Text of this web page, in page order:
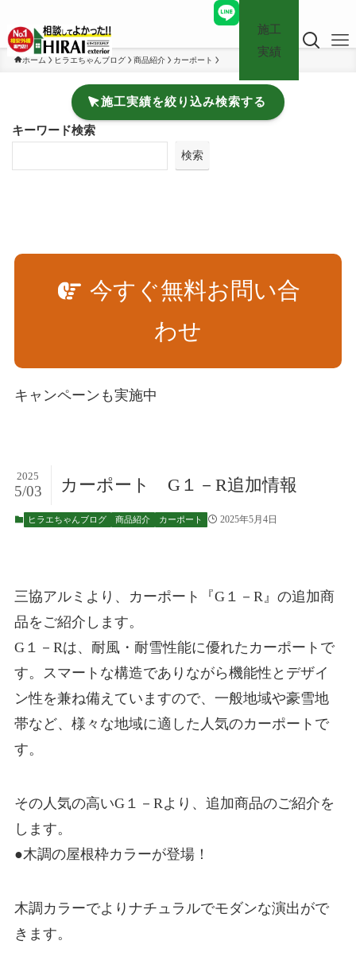
施工
実績
ホーム ヒラエちゃんブログ 商品紹介 カーポート
施工実績を絞り込み検索する
キーワード検索
検索
今すぐ無料お問い合
わせ
キャンペーンも実施中
カーポート G１－R追加情報
2025
5/03
ヒラエちゃんブログ 商品紹介 カーポート 2025年5月4日
三協アルミより、カーポート『G１－R』の追加商
品をご紹介します。
G１－Rは、耐風・耐雪性能に優れたカーポートで
す。スマートな構造でありながら機能性とデザイ
ン性を兼ね備えていますので、一般地域や豪雪地
帯など、様々な地域に適した人気のカーポートで
す。
その人気の高いG１－Rより、追加商品のご紹介を
します。
●木調の屋根枠カラーが登場！
木調カラーでよりナチュラルでモダンな演出がで
きます。